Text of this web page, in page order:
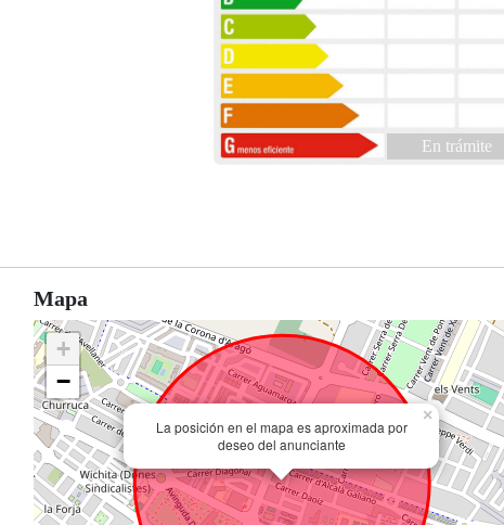
En trámite
Mapa
La posición en el mapa es aproximada por
deseo del anunciante
×
+
−